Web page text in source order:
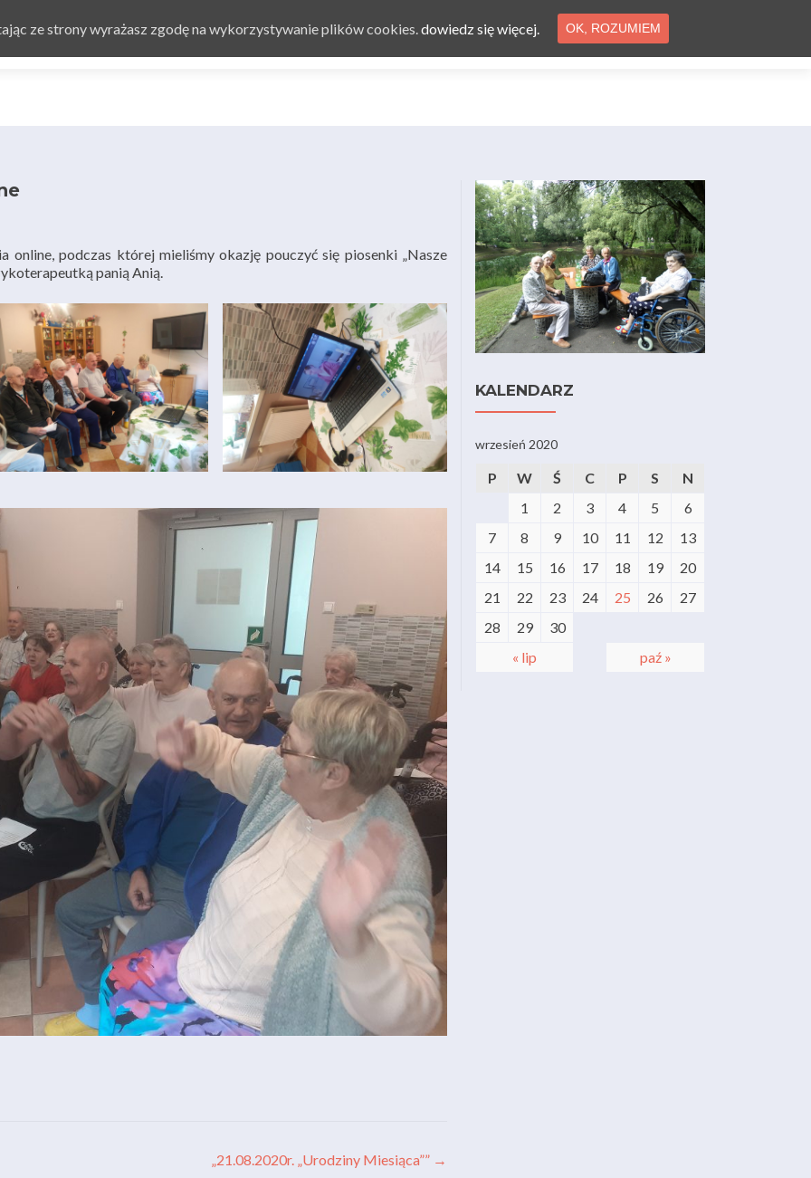
Strona główna
O nas Oferta Aktualności Ogłoszenia
online, podczas której mieliśmy okazję pouczyć się piosenki „Nasze
panią Anią.
„21.08.2020r. „Urodziny Miesiąca”” →
KALENDARZ
wrzesień 2020
P W Ś C P S N
« lip paź »
1 2 3 4 5
6
7
8 9 10 11 12
13
14
15 16 17 18 19
20
21
22 23 24 25 26
27
28
29 30
ze strony wyrażasz zgodę na wykorzystywanie plików cookies. dowiedz się więcej. OK, ROZUMIEM